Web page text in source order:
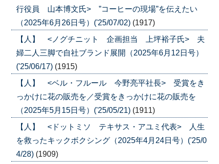
行役員 山本博文氏> ”コーヒーの現場”を伝えたい
（2025年6月26日号）('25/07/02) (1917)
【人】 <ノグチニット 企画担当 上坪裕子氏> 夫
婦二人三脚で自社ブランド展開（2025年6月12日号）
('25/06/17) (1915)
【人】 <ベル・フルール 今野亮平社長> 受賞をき
っかけに花の販売を／受賞をきっかけに花の販売を
（2025年5月15日号）('25/05/21) (1911)
【人】 <ドットミソ テキサス・アユミ代表> 人生
を救ったキックボクシング（2025年4月24日号）('25/0
4/28) (1909)